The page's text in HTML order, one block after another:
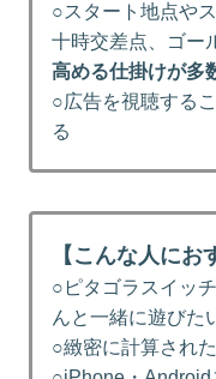
○スタート地点や
十時交差点、ゴー
高める仕掛けが多
○広告を視聴する
る
【こんな人にお
○ピタゴラスイッ
んと一緒に遊びた
○緻密に計算され